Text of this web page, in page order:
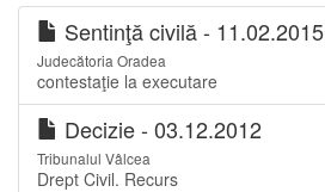
Sentinţă civilă - 11.02.2015
Judecătoria Oradea
contestaţie la executare
Decizie - 03.12.2012
Tribunalul Vâlcea
Drept Civil. Recurs